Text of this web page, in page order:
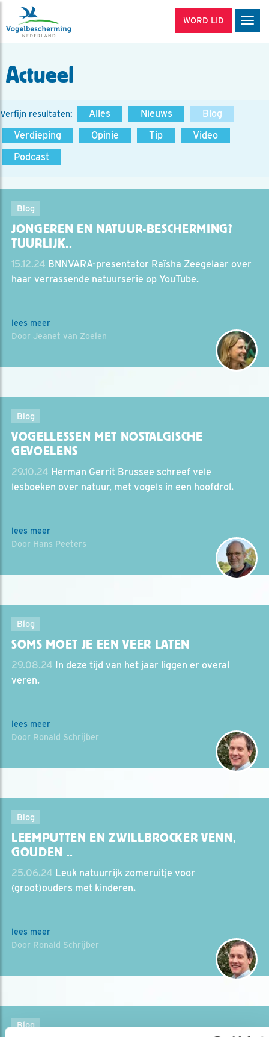
WORD LID
Actueel
Verfijn resultaten: Alles Nieuws
Blog
Verdieping
Opinie Tip
Video
Podcast
Blog
JONGEREN EN NATUUR-BESCHERMING?
TUURLIJK..
15.12.24 BNNVARA-presentator Raïsha Zeegelaar over
haar verrassende natuurserie op YouTube.
lees meer
Door Jeanet van Zoelen
Blog
VOGELLESSEN MET NOSTALGISCHE
GEVOELENS
29.10.24 Herman Gerrit Brussee schreef vele
lesboeken over natuur, met vogels in een hoofdrol.
lees meer
Door Hans Peeters
Blog
SOMS MOET JE EEN VEER LATEN
29.08.24 In deze tijd van het jaar liggen er overal
veren.
lees meer
Door Ronald Schrijber
Blog
LEEMPUTTEN EN ZWILLBROCKER VENN,
GOUDEN ..
25.06.24 Leuk natuurrijk zomeruitje voor
(groot)ouders met kinderen.
lees meer
Door Ronald Schrijber
Blog